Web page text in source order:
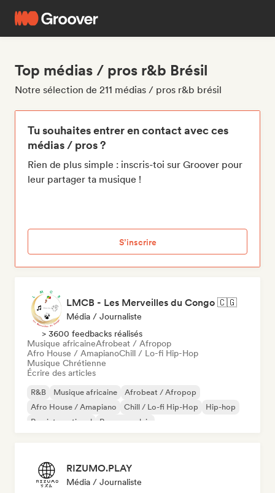
Top médias / pros r&b Brésil
Notre sélection de 211 médias / pros r&b brésil
Tu souhaites entrer en contact avec ces
médias / pros ?
Rien de plus simple : inscris-toi sur Groover pour
leur partager ta musique !
S’inscrire
LMCB - Les Merveilles du Congo 🇨🇬
Média / Journaliste
> 3600 feedbacks réalisés
Musique africaineAfrobeat / Afropop
Afro House / AmapianoChill / Lo-fi Hip-Hop
Musique Chrétienne
Écrire des articles
R&B Musique africaine
Afrobeat / Afropop
Afro House / Amapiano
Chill / Lo-fi Hip-Hop
Hip-hop
Rap international
Rap en anglais
RIZUMO.PLAY
Média / Journaliste